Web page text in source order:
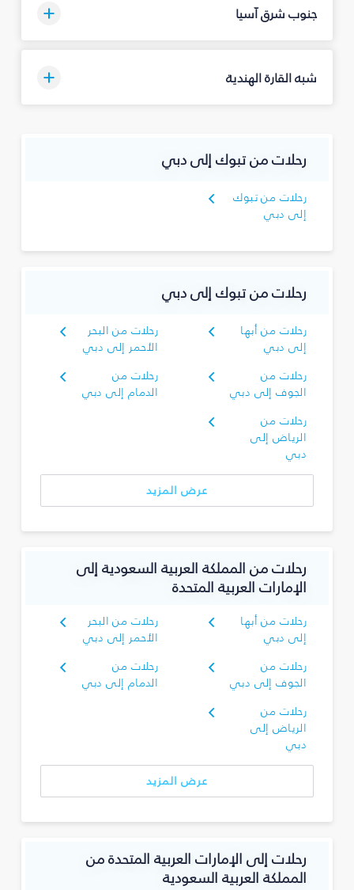
جنوب شرق آسيا
شبه القارة الهندية
رحلات من تبوك‎ إلى دبي
رحلات من تبوك‎
إلى دبي
رحلات من تبوك‎ إلى دبي
رحلات من أبها
إلى دبي
رحلات من البحر
الأحمر إلى دبي
رحلات من
الجوف إلى دبي
رحلات من
الدمام إلى دبي
رحلات من
الرياض إلى
دبي
عرض المزيد
رحلات من المملكة العربية السعودية إلى
الإمارات العربية المتحدة
رحلات من أبها
إلى دبي
رحلات من البحر
الأحمر إلى دبي
رحلات من
الجوف إلى دبي
رحلات من
الدمام إلى دبي
رحلات من
الرياض إلى
دبي
عرض المزيد
رحلات إلى الإمارات العربية المتحدة من
المملكة العربية السعودية